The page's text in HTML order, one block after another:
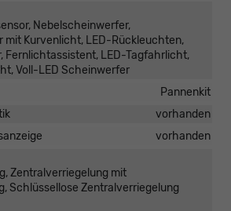
Nebelscheinwerfer,
mit Kurvenlicht, LED-Rückleuchten,
Fernlichtassistent, LED-Tagfahrlicht,
Voll-LED Scheinwerfer
Pannenkit
vorhanden
vorhanden
Zentralverriegelung mit
Schlüssellose Zentralverriegelung